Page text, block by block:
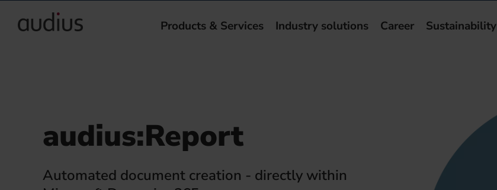
Products & Services Industry solutions Career Sustainability
audius:Report
Automated document creation - directly within